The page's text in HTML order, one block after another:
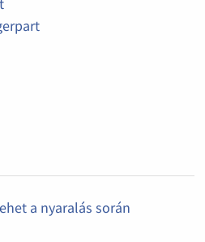
a nyaralás során